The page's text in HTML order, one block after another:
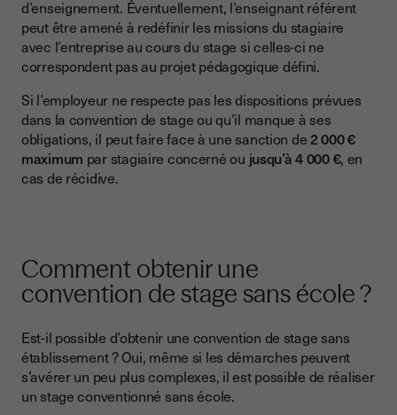
d’enseignement. Éventuellement, l’enseignant référent
peut être amené à redéfinir les missions du stagiaire
avec l’entreprise au cours du stage si celles-ci ne
correspondent pas au projet pédagogique défini.
Si l’employeur ne respecte pas les dispositions prévues
dans la convention de stage ou qu’il manque à ses
obligations, il peut faire face à une sanction de2 000 €
maximum par stagiaire concerné ou jusqu’à 4 000 €, en
cas de récidive.
Comment obtenir une
convention de stage sans école ?
Est-il possible d’obtenir une convention de stage sans
établissement ? Oui, même si les démarches peuvent
s’avérer un peu plus complexes, il est possible de réaliser
un stage conventionné sans école.